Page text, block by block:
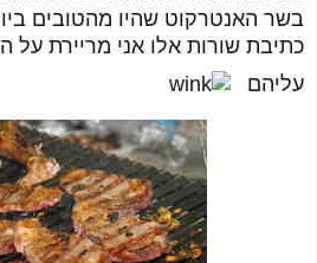
בשר האנטרקוט שהיו מהטובים
כתיבת שורות אלו אני מריירת
עליהם